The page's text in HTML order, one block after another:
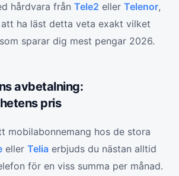
hårdvara från Tele2 eller Telenor,
ha läst detta veta exakt vilket
sparar dig mest pengar 2026.
avbetalning:
pris
mobilabonnemang hos de stora
eller Telia erbjuds du nästan alltid
för en viss summa per månad.